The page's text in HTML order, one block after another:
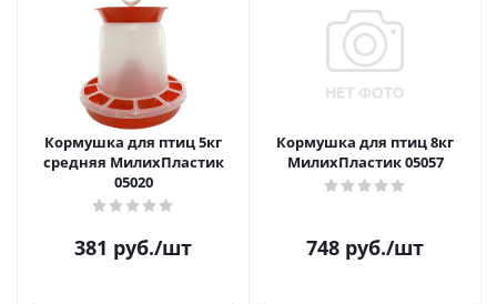
Кормушка для птиц 5кг
средняя МилихПластик
05020
381 руб./шт
Кормушка для птиц 8кг
МилихПластик 05057
748 руб./шт